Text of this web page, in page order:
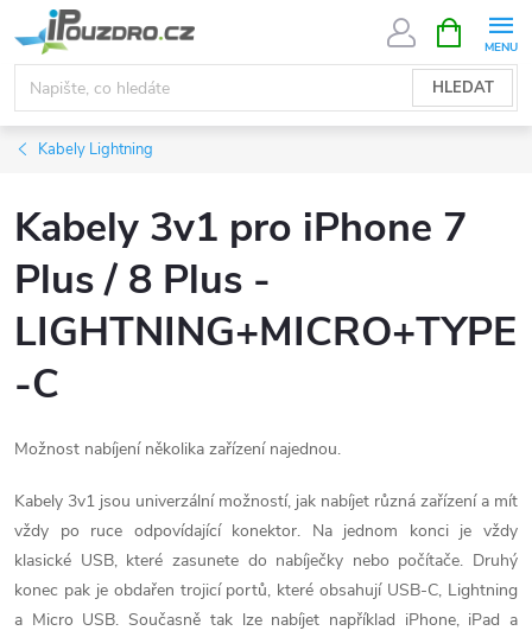
na
obsah
HLEDAT
NÁKUPNÍ
KOŠÍK
Kabely Lightning
Kabely 3v1 pro iPhone 7
Plus / 8 Plus -
LIGHTNING+MICRO+TYPE
-C
Možnost nabíjení několika zařízení najednou.
Kabely 3v1 jsou univerzální možností, jak nabíjet různá zařízení a mít
vždy po ruce odpovídající konektor. Na jednom konci je vždy
klasické USB, které zasunete do nabíječky nebo počítače. Druhý
konec pak je obdařen trojicí portů, které obsahují USB-C, Lightning
a Micro USB. Současně tak lze nabíjet například iPhone, iPad a